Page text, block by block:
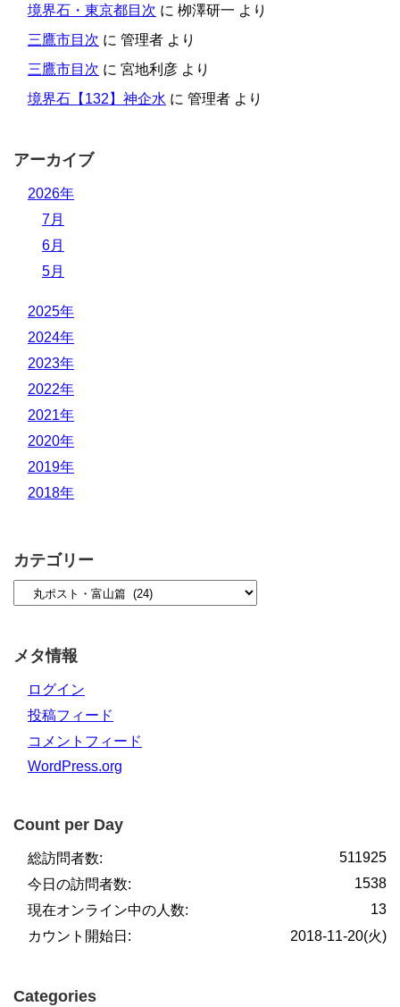
境界石・東京都目次 に 栁澤研一 より
三鷹市目次 に 管理者 より
三鷹市目次 に 宮地利彦 より
境界石【132】神企水 に 管理者 より
アーカイブ
2026年
7月
6月
5月
2025年
2024年
2023年
2022年
2021年
2020年
2019年
2018年
カテゴリー
メタ情報
ログイン
投稿フィード
コメントフィード
WordPress.org
Count per Day
511925
総訪問者数:
1538
今日の訪問者数:
13
現在オンライン中の人数:
2018-11-20(火)
カウント開始日:
Categories